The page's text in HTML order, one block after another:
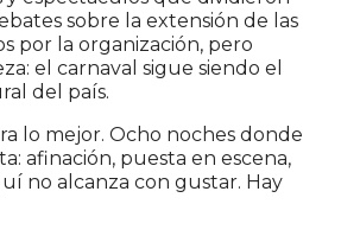
sobre la extensión de las
por la organización, pero
el carnaval sigue siendo el
del país.
lo mejor. Ocho noches donde
afinación, puesta en escena,
no alcanza con gustar. Hay